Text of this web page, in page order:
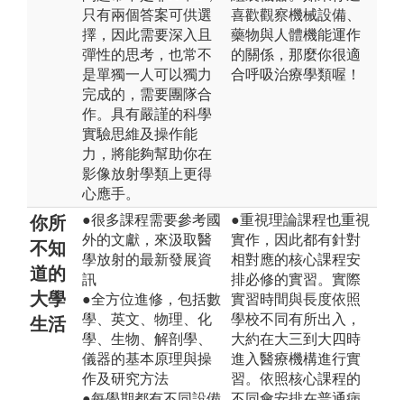
只有兩個答案可供選
擇，因此需要深入且
彈性的思考，也常不
是單獨一人可以獨力
完成的，需要團隊合
作。具有嚴謹的科學
實驗思維及操作能
力，將能夠幫助你在
影像放射學類上更得
心應手。
喜歡觀察機械設備、
藥物與人體機能運作
的關係，那麼你很適
合呼吸治療學類喔！
你所
不知
道的
大學
生活
●很多課程需要參考國
外的文獻，來汲取醫
學放射的最新發展資
訊
●全方位進修，包括數
學、英文、物理、化
學、生物、解剖學、
儀器的基本原理與操
作及研究方法
●重視理論課程也重視
實作，因此都有針對
相對應的核心課程安
排必修的實習。實際
實習時間與長度依照
學校不同有所出入，
大約在大三到大四時
進入醫療機構進行實
習。依照核心課程的